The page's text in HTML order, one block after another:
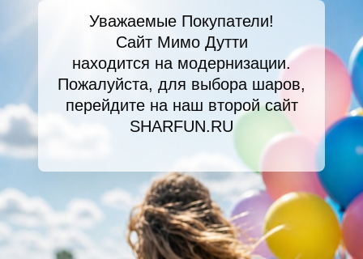
Уважаемые Покупатели!
Сайт Мимо Дутти
находится на модернизации.
Пожалуйста, для выбора шаров,
перейдите на наш второй сайт
SHARFUN.RU